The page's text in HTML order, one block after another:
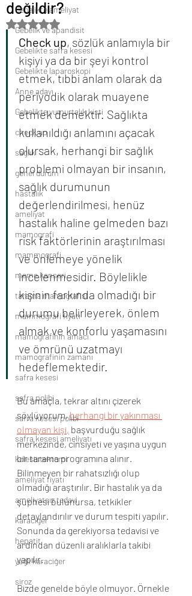
Gebelikte ameliyat
Gebelik ve apandisit
Gebelikte safra kesesi
Gebelikte laparoskopi
Anne adayı
Gebelikte yumurtalık kisti
check up
sağlık
genel durum
hastalık
ameliyat
mamografi
mammografi
meme kanseri
tarama mamografisi
mammografi fiyatı
mamografinin amacı
mamografinin zamanı
safra kesesi
safra polibi
safra kesesi polibi
safra kesesi ameliyatı
kolesistektomi
ameliyat fiyatı
ameliyatsız tedavi
karaciğer
hepatit
yağlı karaciğer
siroz
değildir?
5 üzerinden NaN yıldız
Check up, sözlük anlamıyla bir
kişiyi ya da bir şeyi kontrol
etmek, tıbbi anlam olarak da
periyodik olarak muayene
etmek demektir. Sağlıkta
kullanıldığı anlamını açacak
olursak, herhangi bir sağlık
problemi olmayan bir insanın,
sağlık durumunun
değerlendirilmesi, henüz
hastalık haline gelmeden bazı
risk faktörlerinin araştırılması
ve önlemeye yönelik
incelenmesidir. Böylelikle
kişinin farkında olmadığı bir
durumu belirleyerek, önlem
almak ve konforlu yaşamasını
ve ömrünü uzatmayı
hedeflemektedir.
Bu amaçla, tekrar altını çizerek
söylüyorum, herhangi bir yakınması
olmayan kişi, başvurduğu sağlık
merkezinde, cinsiyeti ve yaşına uygun
bir tarama programına alınır.
Bilinmeyen bir rahatsızlığı olup
olmadığı araştırılır. Bir hastalık ya da
şüphesi bulunursa, tetkikler
detaylandırılır ve durum tespiti yapılır.
Sonunda da gerekiyorsa tedavisi ve
ardından düzenli aralıklarla takibi
yapılır.
Bizde genelde böyle olmuyor. Örnekle